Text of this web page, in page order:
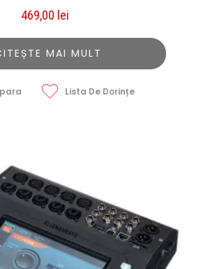
469,00 lei
MAI MULT
Lista De Dorințe